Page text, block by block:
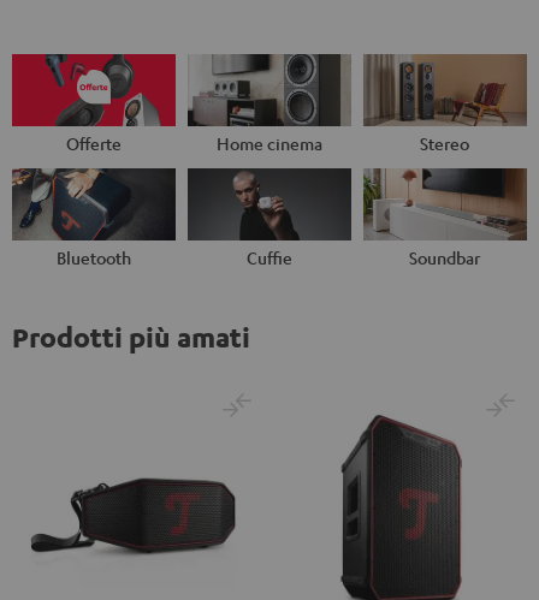
Offerte Home cinema Stereo
Bluetooth Cuffie Soundbar
Prodotti più amati